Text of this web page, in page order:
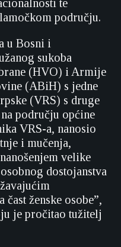
te
području.
u Bosni i
sukoba
(HVO) i Armije
(ABiH) s jedne
(VRS) s druge
području općine
VRS-a, nanosio
i mučenja,
velike
dostojanstva
čast ženske osobe”,
je pročitao tužitelj